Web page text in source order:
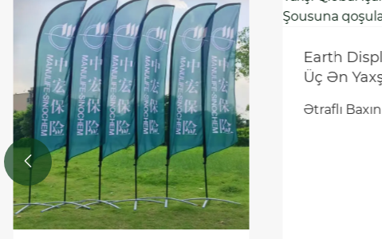
Earth
Üç Ən
qoşulacaq
Ətraflı
